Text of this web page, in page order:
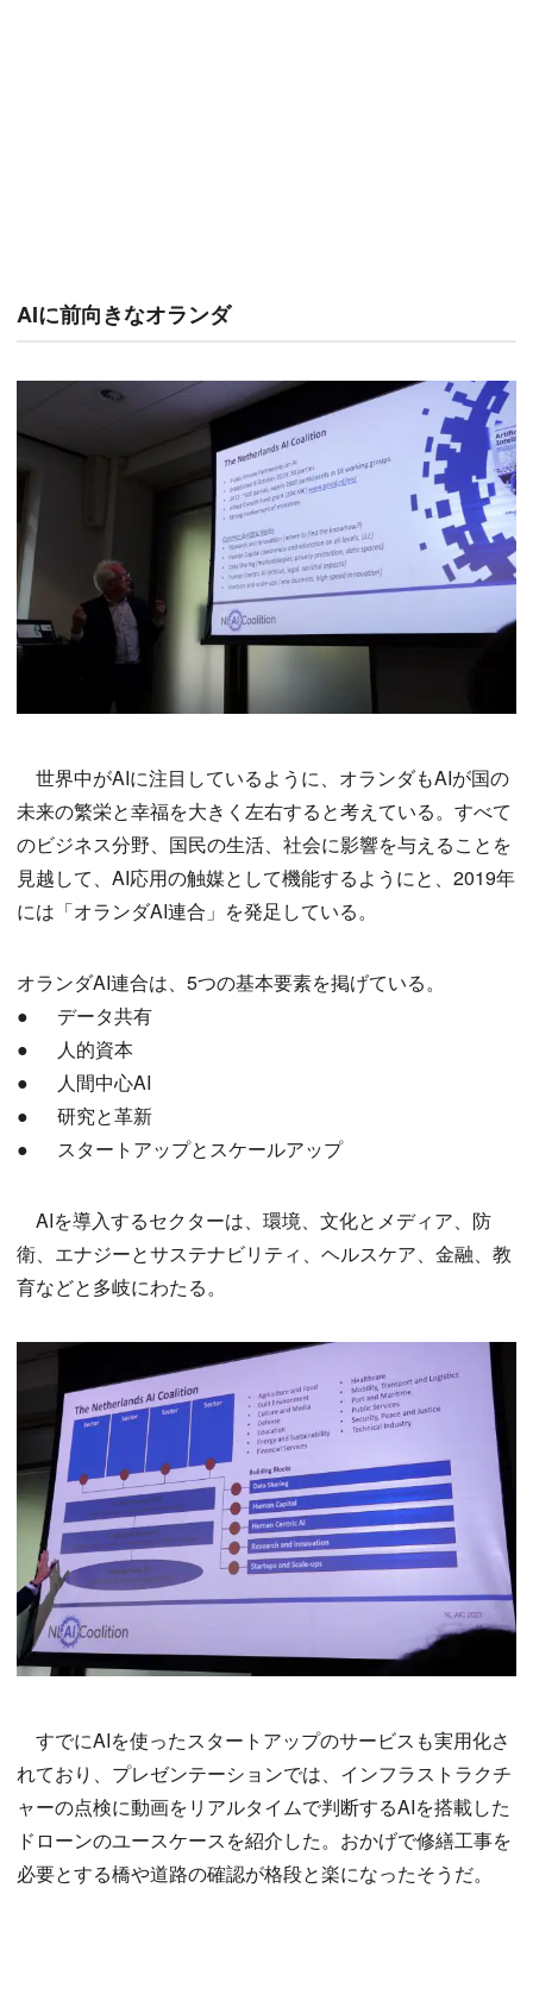
AIに前向きなオランダ
世界中がAIに注目しているように、オランダもAIが国の
未来の繁栄と幸福を大きく左右すると考えている。すべて
のビジネス分野、国民の生活、社会に影響を与えることを
見越して、AI応用の触媒として機能するようにと、2019年
には「オランダAI連合」を発足している。
オランダAI連合は、5つの基本要素を掲げている。
● データ共有
● 人的資本
● 人間中心AI
● 研究と革新
● スタートアップとスケールアップ
AIを導入するセクターは、環境、文化とメディア、防
衛、エナジーとサステナビリティ、ヘルスケア、金融、教
育などと多岐にわたる。
すでにAIを使ったスタートアップのサービスも実用化さ
れており、プレゼンテーションでは、インフラストラクチ
ャーの点検に動画をリアルタイムで判断するAIを搭載した
ドローンのユースケースを紹介した。おかげで修繕工事を
必要とする橋や道路の確認が格段と楽になったそうだ。